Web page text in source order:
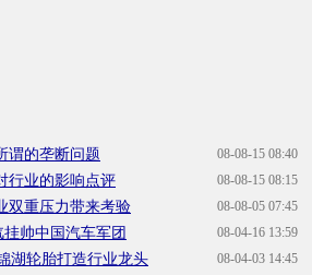
08-08-15 08:40
谓的垄断问题
08-08-15 08:15
行业的影响点评
08-08-05 07:45
双重压力带来考验
08-04-16 13:59
帅中国汽车军团
08-04-03 14:45
湖轮胎打造行业龙头